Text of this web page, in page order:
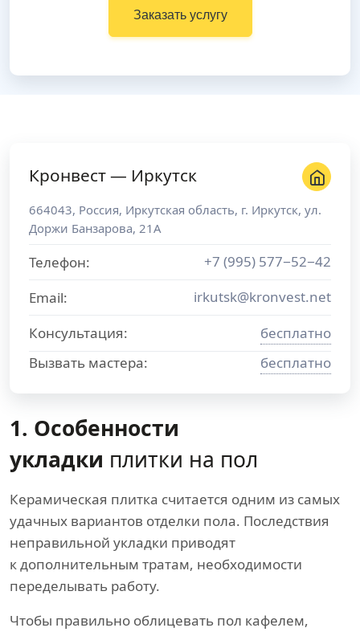
Заказать услугу
1. Особенности
укладки плитки на пол
Керамическая плитка считается одним из самых
удачных вариантов отделки пола. Последствия
неправильной укладки приводят
к дополнительным тратам, необходимости
переделывать работу.
Чтобы правильно облицевать пол кафелем,
Кронвест — Иркутск
664043, Россия, Иркутская область, г. Иркутск, ул.
Доржи Банзарова, 21А
Телефон:
+7 (995) 577−52−42
Email:
irkutsk@kronvest.net
Консультация:
бесплатно
Вызвать мастера:
бесплатно